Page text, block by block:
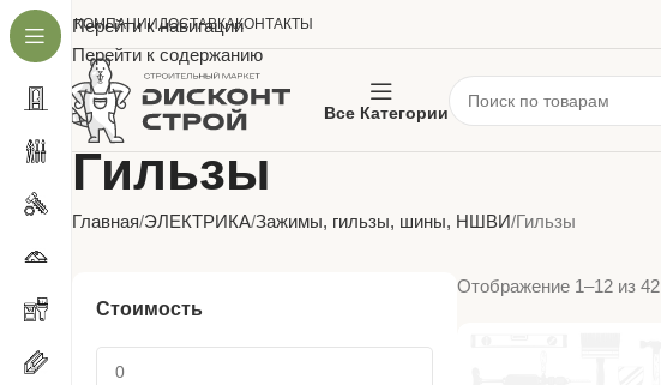
Перейти к навигации
Перейти к содержанию
О КОМПАНИИДОСТАВКАКОНТАКТЫ
Все Категории
Гильзы
Главная ЭЛЕКТРИКА Зажимы, гильзы, шины, НШВИ Гильзы
Стоимость
Отображение 1–12 из 42